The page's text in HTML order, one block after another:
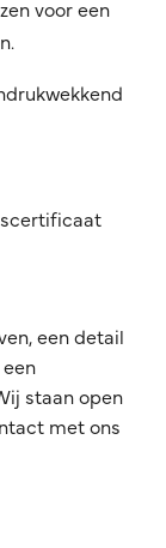
voor een
een detail
staan open
met ons